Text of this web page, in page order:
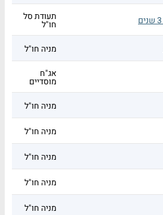
תעודת סל
חו"ל
מניה חו"ל
אג"ח
מוסדיים
מניה חו"ל
מניה חו"ל
מניה חו"ל
מניה חו"ל
מניה חו"ל